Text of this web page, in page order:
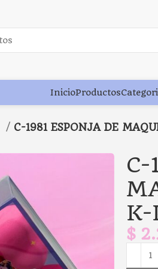
InicioProductos
C-1981 ESPONJA DE
C-
K-
$